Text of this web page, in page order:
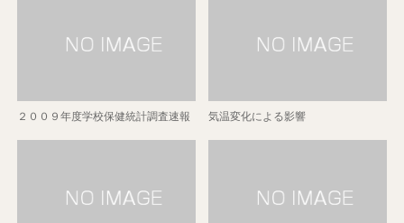
２００９年度学校保健統計調査速報 気温変化による影響